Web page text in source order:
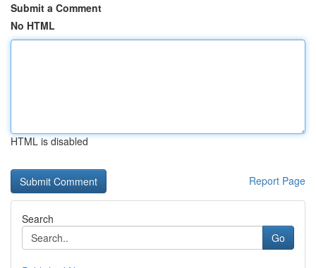
Submit a Comment
No HTML
HTML is disabled
Report Page
Search
Go